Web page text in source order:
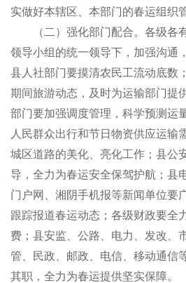
实做好本辖区、本部门的春运组织
（二）强化部门配合。各级各
领导小组的统一领导下，加强沟通
县人社部门要摸清农民工流动底数
期间旅游动态，及时为运输部门提
部门要加强调度管理，科学预测运
人民群众出行和节日物资供应运输
城区道路的美化、亮化工作；县公
导，全力为春运安全保驾护航；县
门户网、湘阴手机报等新闻单位要
跟踪报道春运动态；各级财政要全
费；县安监、公路、电力、发改、
管、民政、邮政、电信、移动通信
其职，全力为春运提供坚实保障。